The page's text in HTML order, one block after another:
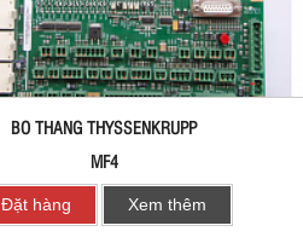
BO THANG THYSSENKRUPP
MF4
Đặt hàng Xem thêm